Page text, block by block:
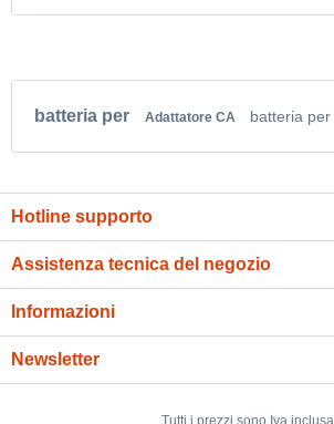
batteria per Adattatore CA batteria per
Hotline supporto
Assistenza tecnica del negozio
Informazioni
Newsletter